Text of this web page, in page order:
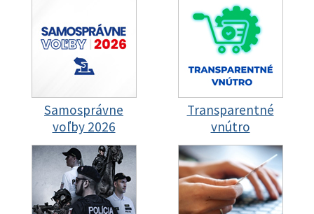
Samosprávne
voľby 2026
Transparentné
vnútro